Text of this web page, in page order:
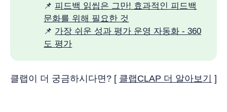
📌 피드백 읽씹은 그만! 효과적인 피드백
문화를 위해 필요한 것
📌 가장 쉬운 성과 평가 운영 자동화 - 360
도 평가
클랩이 더 궁금하시다면? [ 클랩CLAP 더 알아보기 ]